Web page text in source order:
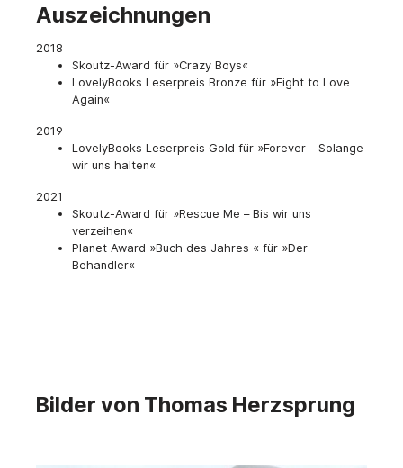
Auszeichnungen
2018
Skoutz-Award für »Crazy Boys«
LovelyBooks Leserpreis Bronze für »Fight to Love
Again«
2019
LovelyBooks Leserpreis Gold für »Forever – Solange
wir uns halten«
2021
Skoutz-Award für »Rescue Me – Bis wir uns
verzeihen«
Planet Award »Buch des Jahres « für »Der
Behandler«
Bilder von Thomas Herzsprung